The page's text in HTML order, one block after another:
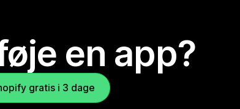
en app?
gratis i 3 dage